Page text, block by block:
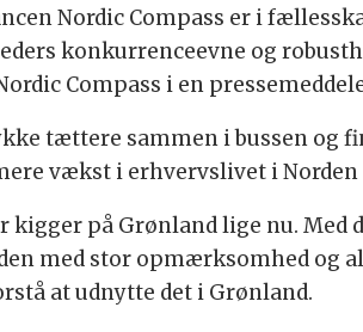
Nordic Compass er i
konkurrenceevne og
Compass i en
tættere sammen i bussen og
vækst i erhvervslivet i Norden
kigger på Grønland lige nu. Med
med stor opmærksomhed og
at udnytte det i Grønland.